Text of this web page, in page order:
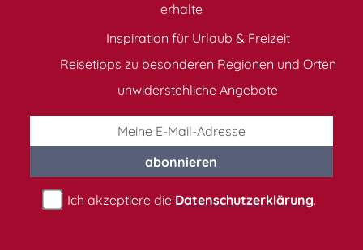
erhalte
Inspiration für Urlaub & Freizeit
Reisetipps zu besonderen Regionen und Orten
unwiderstehliche Angebote
abonnieren
Ich akzeptiere die Datenschutzerklärung.